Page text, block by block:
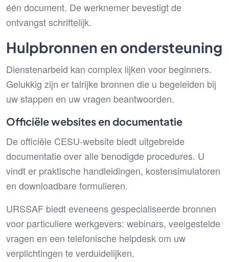
één document. De werknemer bevestigt de
ontvangst schriftelijk.
Hulpbronnen en ondersteuning
Dienstenarbeid kan complex lijken voor beginners.
Gelukkig zijn er talrijke bronnen die u begeleiden bij
uw stappen en uw vragen beantwoorden.
Officiële websites en documentatie
De officiële CESU-website biedt uitgebreide
documentatie over alle benodigde procedures. U
vindt er praktische handleidingen, kostensimulatoren
en downloadbare formulieren.
URSSAF biedt eveneens gespecialiseerde bronnen
voor particuliere werkgevers: webinars, veelgestelde
vragen en een telefonische helpdesk om uw
verplichtingen te verduidelijken.